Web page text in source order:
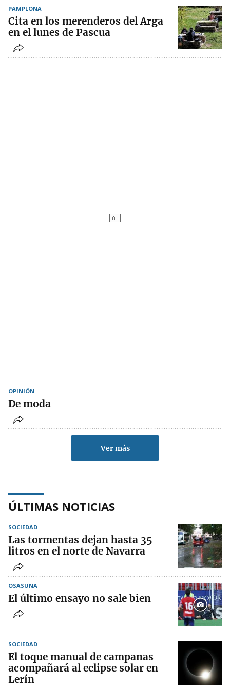
PAMPLONA
Cita en los merenderos del Arga
en el lunes de Pascua
OPINIÓN
De moda
Ver más
ÚLTIMAS NOTICIAS
SOCIEDAD
Las tormentas dejan hasta 35
litros en el norte de Navarra
OSASUNA
El último ensayo no sale bien
SOCIEDAD
El toque manual de campanas
acompañará al eclipse solar en
Lerín